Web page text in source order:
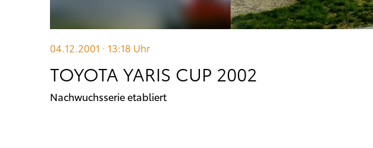
04.12.2001 · 13:18 Uhr
TOYOTA YARIS CUP 2002
Nachwuchsserie etabliert